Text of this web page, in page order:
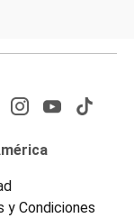
y Condiciones